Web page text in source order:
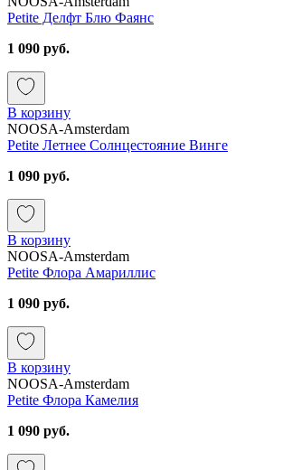
Petite Делфт Блю Фаянс
1 090 руб.
В корзину
NOOSA-Amsterdam
Petite Летнее Солнцестояние Винге
1 090 руб.
В корзину
NOOSA-Amsterdam
Petite Флора Амариллис
1 090 руб.
В корзину
NOOSA-Amsterdam
Petite Флора Камелия
1 090 руб.